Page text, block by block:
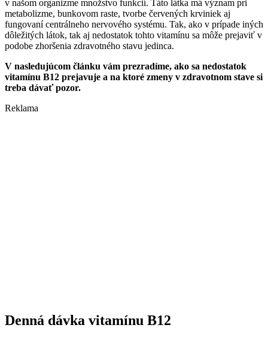
v našom organizme množstvo funkcií. Táto látka má význam pri
metabolizme, bunkovom raste, tvorbe červených krviniek aj
fungovaní centrálneho nervového systému. Tak, ako v prípade iných
dôležitých látok, tak aj nedostatok tohto vitamínu sa môže prejaviť v
podobe zhoršenia zdravotného stavu jedinca.
V nasledujúcom článku vám prezradíme, ako sa nedostatok
vitamínu B12 prejavuje a na ktoré zmeny v zdravotnom stave si
treba dávať pozor.
Reklama
Denná dávka vitamínu B12